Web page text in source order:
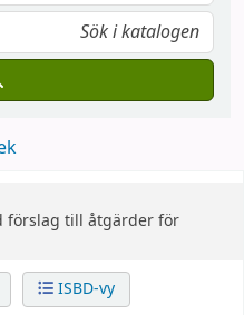
förslag till åtgärder för
ISBD-vy